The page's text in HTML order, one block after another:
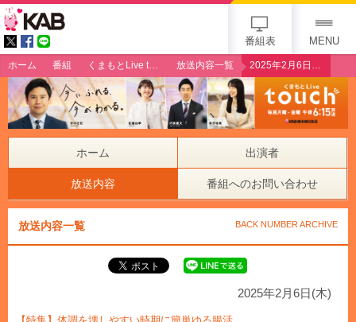
番組表 MENU
ホーム 番組 くまもとLive touch 放送内容一覧 2025年2月6日（木）【特集】体調を壊しやすい時期に簡単ゆる腸活
ホーム 出演者
放送内容 番組へのお問い合わせ
放送内容一覧 BACK NUMBER ARCHIVE
2025年2月6日(木)